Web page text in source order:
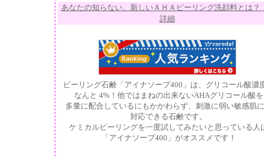
あなたの知らない、新しいＡＨＡピーリング洗顔料とは
詳細
ピーリング石鹸「アイナソープ400」は、グリコール酸濃
なんと 4%！他ではまねの出来ないAHAグリコール酸を
多量に配合しているにもかかわらず、刺激に弱い敏感肌
対応できる石鹸です。
ケミカルピーリングを一度試してみたいと思っている人
「アイナソープ400」がオススメです！